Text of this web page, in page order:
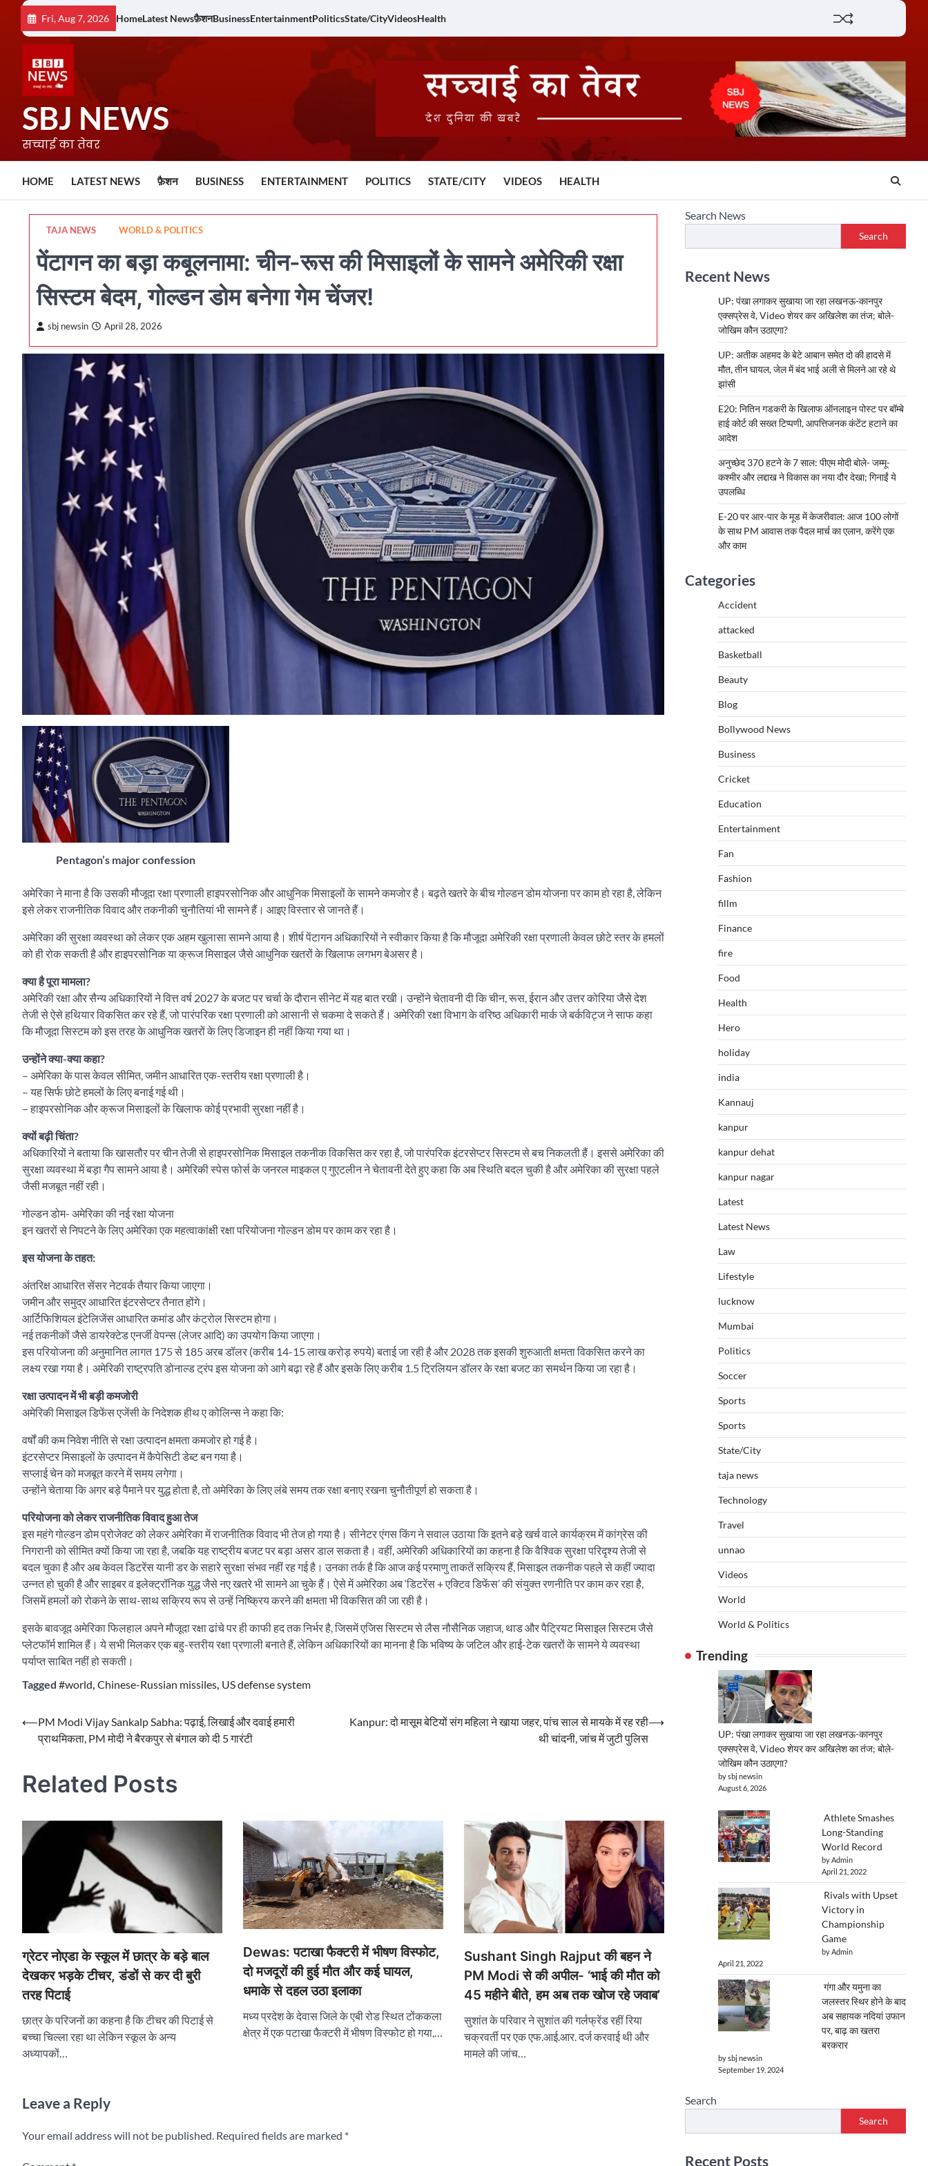
content
Fri, Aug 7, 2026 HomeLatest Newsफ़ैशनBusinessEntertainmentPoliticsState/CityVideosHealth
SBJ NEWS
सच्चाई का तेवर
HOME LATEST NEWS फ़ैशन BUSINESS ENTERTAINMENT POLITICS STATE/CITY VIDEOS HEALTH
TAJA NEWS WORLD & POLITICS
पेंटागन का बड़ा कबूलनामा: चीन-रूस की मिसाइलों के सामने अमेरिकी रक्षा
सिस्टम बेदम, गोल्डन डोम बनेगा गेम चेंजर!
sbj newsin April 28, 2026
Pentagon’s major confession
अमेरिका ने माना है कि उसकी मौजूदा रक्षा प्रणाली हाइपरसोनिक और आधुनिक मिसाइलों के सामने कमजोर है। बढ़ते खतरे के बीच गोल्डन डोम योजना पर काम हो रहा है, लेकिन
इसे लेकर राजनीतिक विवाद और तकनीकी चुनौतियां भी सामने हैं। आइए विस्तार से जानते हैं।
अमेरिका की सुरक्षा व्यवस्था को लेकर एक अहम खुलासा सामने आया है। शीर्ष पेंटागन अधिकारियों ने स्वीकार किया है कि मौजूदा अमेरिकी रक्षा प्रणाली केवल छोटे स्तर के हमलों
को ही रोक सकती है और हाइपरसोनिक या क्रूज मिसाइल जैसे आधुनिक खतरों के खिलाफ लगभग बेअसर है।
क्या है पूरा मामला?
अमेरिकी रक्षा और सैन्य अधिकारियों ने वित्त वर्ष 2027 के बजट पर चर्चा के दौरान सीनेट में यह बात रखी। उन्होंने चेतावनी दी कि चीन, रूस, ईरान और उत्तर कोरिया जैसे देश
तेजी से ऐसे हथियार विकसित कर रहे हैं, जो पारंपरिक रक्षा प्रणाली को आसानी से चकमा दे सकते हैं। अमेरिकी रक्षा विभाग के वरिष्ठ अधिकारी मार्क जे बर्कविट्ज ने साफ कहा
कि मौजूदा सिस्टम को इस तरह के आधुनिक खतरों के लिए डिजाइन ही नहीं किया गया था।
उन्होंने क्या-क्या कहा?
– अमेरिका के पास केवल सीमित, जमीन आधारित एक-स्तरीय रक्षा प्रणाली है।
– यह सिर्फ छोटे हमलों के लिए बनाई गई थी।
– हाइपरसोनिक और क्रूज मिसाइलों के खिलाफ कोई प्रभावी सुरक्षा नहीं है।
क्यों बढ़ी चिंता?
अधिकारियों ने बताया कि खासतौर पर चीन तेजी से हाइपरसोनिक मिसाइल तकनीक विकसित कर रहा है, जो पारंपरिक इंटरसेप्टर सिस्टम से बच निकलती हैं। इससे अमेरिका की
सुरक्षा व्यवस्था में बड़ा गैप सामने आया है। अमेरिकी स्पेस फोर्स के जनरल माइकल ए गुएटलीन ने चेतावनी देते हुए कहा कि अब स्थिति बदल चुकी है और अमेरिका की सुरक्षा पहले
जैसी मजबूत नहीं रही।
गोल्डन डोम- अमेरिका की नई रक्षा योजना
इन खतरों से निपटने के लिए अमेरिका एक महत्वाकांक्षी रक्षा परियोजना गोल्डन डोम पर काम कर रहा है।
इस योजना के तहत:
अंतरिक्ष आधारित सेंसर नेटवर्क तैयार किया जाएगा।
जमीन और समुद्र आधारित इंटरसेप्टर तैनात होंगे।
आर्टिफिशियल इंटेलिजेंस आधारित कमांड और कंट्रोल सिस्टम होगा।
नई तकनीकों जैसे डायरेक्टेड एनर्जी वेपन्स (लेजर आदि) का उपयोग किया जाएगा।
इस परियोजना की अनुमानित लागत 175 से 185 अरब डॉलर (करीब 14-15 लाख करोड़ रुपये) बताई जा रही है और 2028 तक इसकी शुरुआती क्षमता विकसित करने का
लक्ष्य रखा गया है। अमेरिकी राष्ट्रपति डोनाल्ड ट्रंप इस योजना को आगे बढ़ा रहे हैं और इसके लिए करीब 1.5 ट्रिलियन डॉलर के रक्षा बजट का समर्थन किया जा रहा है।
रक्षा उत्पादन में भी बड़ी कमजोरी
अमेरिकी मिसाइल डिफेंस एजेंसी के निदेशक हीथ ए कोलिन्स ने कहा कि:
वर्षों की कम निवेश नीति से रक्षा उत्पादन क्षमता कमजोर हो गई है।
इंटरसेप्टर मिसाइलों के उत्पादन में कैपेसिटी डेब्ट बन गया है।
सप्लाई चेन को मजबूत करने में समय लगेगा।
उन्होंने चेताया कि अगर बड़े पैमाने पर युद्ध होता है, तो अमेरिका के लिए लंबे समय तक रक्षा बनाए रखना चुनौतीपूर्ण हो सकता है।
परियोजना को लेकर राजनीतिक विवाद हुआ तेज
इस महंगे गोल्डन डोम प्रोजेक्ट को लेकर अमेरिका में राजनीतिक विवाद भी तेज हो गया है। सीनेटर एंगस किंग ने सवाल उठाया कि इतने बड़े खर्च वाले कार्यक्रम में कांग्रेस की
निगरानी को सीमित क्यों किया जा रहा है, जबकि यह राष्ट्रीय बजट पर बड़ा असर डाल सकता है। वहीं, अमेरिकी अधिकारियों का कहना है कि वैश्विक सुरक्षा परिदृश्य तेजी से
बदल चुका है और अब केवल डिटरेंस यानी डर के सहारे सुरक्षा संभव नहीं रह गई है। उनका तर्क है कि आज कई परमाणु ताकतें सक्रिय हैं, मिसाइल तकनीक पहले से कहीं ज्यादा
उन्नत हो चुकी है और साइबर व इलेक्ट्रॉनिक युद्ध जैसे नए खतरे भी सामने आ चुके हैं। ऐसे में अमेरिका अब ‘डिटरेंस + एक्टिव डिफेंस’ की संयुक्त रणनीति पर काम कर रहा है,
जिसमें हमलों को रोकने के साथ-साथ सक्रिय रूप से उन्हें निष्क्रिय करने की क्षमता भी विकसित की जा रही है।
इसके बावजूद अमेरिका फिलहाल अपने मौजूदा रक्षा ढांचे पर ही काफी हद तक निर्भर है, जिसमें एजिस सिस्टम से लैस नौसैनिक जहाज, थाड और पैट्रियट मिसाइल सिस्टम जैसे
प्लेटफॉर्म शामिल हैं। ये सभी मिलकर एक बहु-स्तरीय रक्षा प्रणाली बनाते हैं, लेकिन अधिकारियों का मानना है कि भविष्य के जटिल और हाई-टेक खतरों के सामने ये व्यवस्था
पर्याप्त साबित नहीं हो सकती।
Tagged #world Chinese-Russian missiles US defense system
Post
navigation
⟵PM Modi Vijay Sankalp Sabha: पढ़ाई, लिखाई और दवाई हमारी
प्राथमिकता, PM मोदी ने बैरकपुर से बंगाल को दी 5 गारंटी
Kanpur: दो मासूम बेटियों संग महिला ने खाया जहर, पांच साल से मायके में रह रही
थी चांदनी, जांच में जुटी पुलिस
⟶
Related Posts
ग्रेटर नोएडा के स्कूल में छात्र के बड़े बाल
देखकर भड़के टीचर, डंडों से कर दी बुरी
तरह पिटाई
छात्र के परिजनों का कहना है कि टीचर की पिटाई से
बच्चा चिल्ला रहा था लेकिन स्कूल के अन्य
अध्यापकों…
Dewas: पटाखा फैक्टरी में भीषण विस्फोट,
दो मजदूरों की हुई मौत और कई घायल,
धमाके से दहल उठा इलाका
मध्य प्रदेश के देवास जिले के एबी रोड स्थित टोंककला
क्षेत्र में एक पटाखा फैक्टरी में भीषण विस्फोट हो गया,…
Sushant Singh Rajput की बहन ने
PM Modi से की अपील- ‘भाई की मौत को
45 महीने बीते, हम अब तक खोज रहे जवाब’
सुशांत के परिवार ने सुशांत की गर्लफ्रेंड रहीं रिया
चक्रवर्ती पर एक एफ.आई.आर. दर्ज करवाई थी और
मामले की जांच…
Leave a Reply
Your email address will not be published. Required fields are marked *
Search News
Search
Recent News
UP: पंखा लगाकर सुखाया जा रहा लखनऊ-कानपुर
एक्सप्रेस वे, Video शेयर कर अखिलेश का तंज; बोले-
जोखिम कौन उठाएगा?
UP: अतीक अहमद के बेटे आबान समेत दो की हादसे में
मौत, तीन घायल, जेल में बंद भाई अली से मिलने आ रहे थे
झांसी
E20: नितिन गडकरी के खिलाफ ऑनलाइन पोस्ट पर बॉम्बे
हाई कोर्ट की सख्त टिप्पणी, आपत्तिजनक कंटेंट हटाने का
आदेश
अनुच्छेद 370 हटने के 7 साल: पीएम मोदी बोले- जम्मू-
कश्मीर और लद्दाख ने विकास का नया दौर देखा; गिनाईं ये
उपलब्धि
E-20 पर आर-पार के मूड में केजरीवाल: आज 100 लोगों
के साथ PM आवास तक पैदल मार्च का एलान, करेंगे एक
और काम
Categories
Accident
attacked
Basketball
Beauty
Blog
Bollywood News
Business
Cricket
Education
Entertainment
Fan
Fashion
fillm
Finance
fire
Food
Health
Hero
holiday
india
Kannauj
kanpur
kanpur dehat
kanpur nagar
Latest
Latest News
Law
Lifestyle
lucknow
Mumbai
Politics
Soccer
Sports
Sports
State/City
taja news
Technology
Travel
unnao
Videos
World
World & Politics
Trending
UP: पंखा लगाकर सुखाया जा रहा लखनऊ-कानपुर
एक्सप्रेस वे, Video शेयर कर अखिलेश का तंज; बोले-
जोखिम कौन उठाएगा?
by sbj newsin
August 6, 2026
Athlete Smashes
Long-Standing
World Record
by Admin
April 21, 2022
Rivals with Upset
Victory in
Championship
Game
by Admin
April 21, 2022
गंगा और यमुना का
जलस्तर स्थिर होने के बाद
अब सहायक नदियां उफान
पर, बाढ़ का खतरा
बरकरार
by sbj newsin
September 19, 2024
Search
Search
Recent Posts